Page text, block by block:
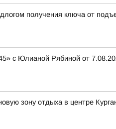
получения ключа от
с Юлианой Рябиной от
зону отдыха в центре